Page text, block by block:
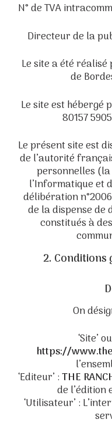
N° de TVA
Directeur de la
Le site a été
de
Le site est hébergé
80157
Le présent site est
de l’autorité
personnelles (la
l’Informatique et
délibération
de la dispense
constitués à
2. Conditions
On
‘Site’
https://
‘Editeur’ :THE
de l’édition
‘Utilisateur’ :